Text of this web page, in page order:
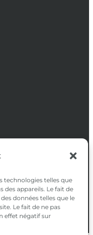
technologies telles que
des appareils. Le fait de
données telles que le
Le fait de ne pas
effet négatif sur